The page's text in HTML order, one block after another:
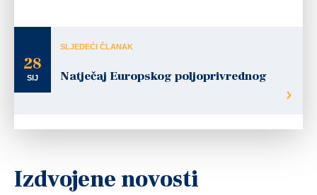
28
SIJ
SLJEDEĆI ČLANAK
Natječaj Europskog poljoprivrednog
Izdvojene novosti